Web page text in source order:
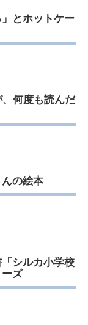
」とホットケー
何度も読んだ
の絵本
シルカ小学校
ズ